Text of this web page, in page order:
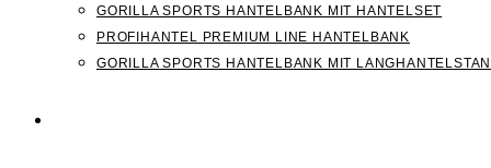
GORILLA SPORTS HANTELBANK MIT HANTELSET
PROFIHANTEL PREMIUM LINE HANTELBANK
GORILLA SPORTS HANTELBANK MIT